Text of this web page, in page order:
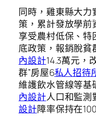
同時，雞東縣大力
策，累計發放學前
享受農村低保、
底政策，報銷脫
內設計14.3萬元，
群”房屋6私人招待
維護飲水管線等
內設計人口和監測
設計障率保持在